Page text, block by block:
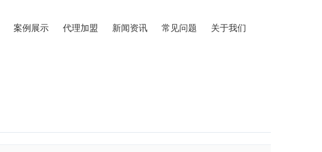
案例展示 代理加盟 新闻资讯 常见问题 关于我们